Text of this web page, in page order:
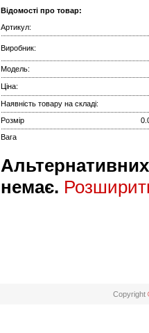
Відомості про товар:
Артикул:
Виробник:
Модель:
Ціна:
Наявність товару на складі:
Розмір
Вага
Альтернативних
немає.
Copyright